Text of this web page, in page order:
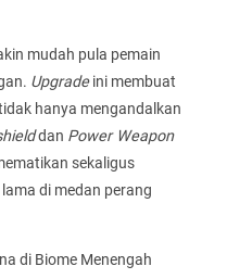
mudah pula pemain
Upgradeini membuat
hanya mengandalkan
dan Power Weapon
sekaligus
di medan perang
di Biome Menengah